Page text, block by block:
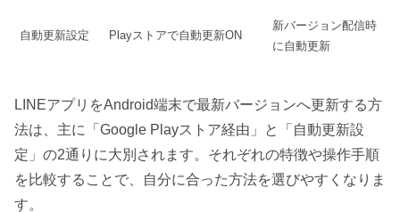
自動更新設定 Playストアで自動更新ON
新バージョン配信時
に自動更新
LINEアプリをAndroid端末で最新バージョンへ更新する方
法は、主に「Google Playストア経由」と「自動更新設
定」の2通りに大別されます。それぞれの特徴や操作手順
を比較することで、自分に合った方法を選びやすくなりま
す。